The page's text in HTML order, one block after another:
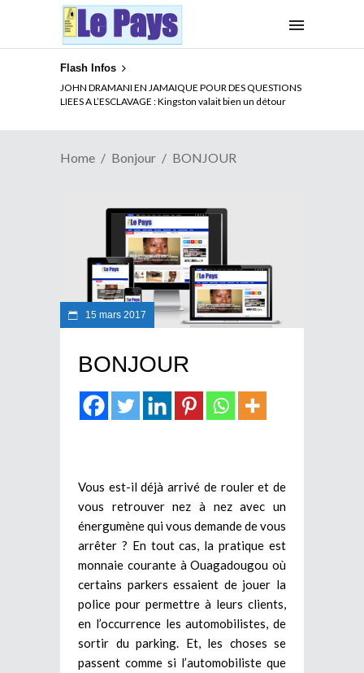
Flash Infos
JOHN DRAMANI EN JAMAIQUE POUR DES QUESTIONS
LIEES A L’ESCLAVAGE : Kingston valait bien un détour
Home Bonjour BONJOUR
15 mars 2017
BONJOUR
Vous est-il déjà arrivé de rouler et de
vous retrouver nez à nez avec un
énergumène qui vous demande de vous
arrêter ? En tout cas, la pratique est
monnaie courante à Ouagadougou où
certains parkers essaient de jouer la
police pour permettre à leurs clients,
en l’occurrence les automobilistes, de
sortir du parking. Et, les choses se
passent comme si l’automobiliste que